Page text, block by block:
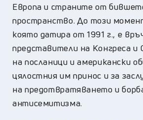
Европа и страните от
пространство. До този
която датира от 1991 г., е
представители на Конгреса
на посланици и американски
цялостния им принос и за
на предотвратяването и
антисемитизма.